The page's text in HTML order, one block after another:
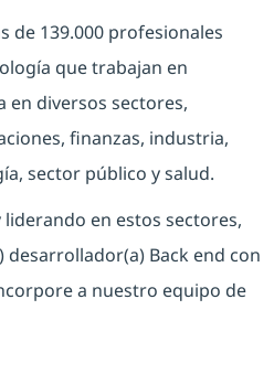
de 139.000 profesionales
que trabajan en
en diversos sectores,
finanzas, industria,
sector público y salud.
en estos sectores,
desarrollador(a) Back end con
a nuestro equipo de